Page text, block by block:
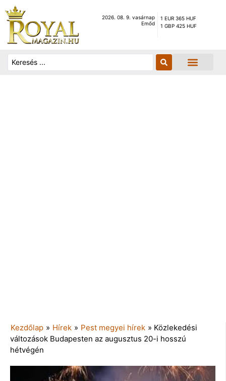
2026. 08. 9. vasárnap
Emőd
1 EUR 365 HUF
1 GBP 425 HUF
Kezdőlap » Hírek » Pest megyei hírek » Közlekedési
változások Budapesten az augusztus 20-i hosszú
hétvégén